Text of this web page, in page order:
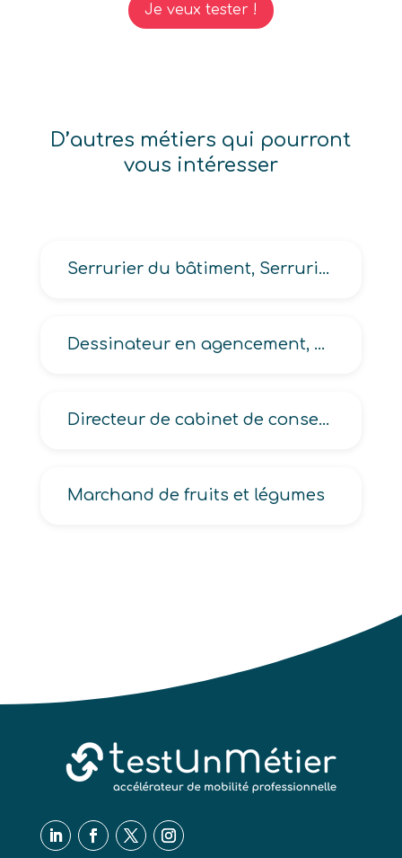
Je veux tester !
D’autres métiers qui pourront
vous intéresser
Serrurier du bâtiment, Serrurier-poseur
Dessinateur en agencement, en ameublement, en industrie du bois, en menuiserie
Directeur de cabinet de conseil en formation
Marchand de fruits et légumes